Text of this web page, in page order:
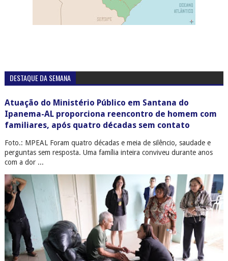
DESTAQUE DA SEMANA
Atuação do Ministério Público em Santana do
Ipanema-AL proporciona reencontro de homem com
familiares, após quatro décadas sem contato
Foto.: MPEAL Foram quatro décadas e meia de silêncio, saudade e
perguntas sem resposta. Uma família inteira conviveu durante anos
com a dor ...